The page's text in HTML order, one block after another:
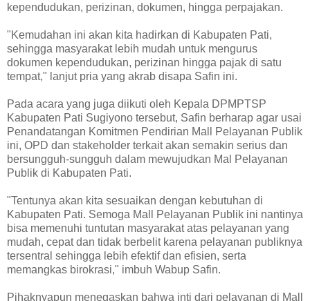
kependudukan, perizinan, dokumen, hingga perpajakan.
"Kemudahan ini akan kita hadirkan di Kabupaten Pati,
sehingga masyarakat lebih mudah untuk mengurus
dokumen kependudukan, perizinan hingga pajak di satu
tempat," lanjut pria yang akrab disapa Safin ini.
Pada acara yang juga diikuti oleh Kepala DPMPTSP
Kabupaten Pati Sugiyono tersebut, Safin berharap agar usai
Penandatangan Komitmen Pendirian Mall Pelayanan Publik
ini, OPD dan stakeholder terkait akan semakin serius dan
bersungguh-sungguh dalam mewujudkan Mal Pelayanan
Publik di Kabupaten Pati.
"Tentunya akan kita sesuaikan dengan kebutuhan di
Kabupaten Pati. Semoga Mall Pelayanan Publik ini nantinya
bisa memenuhi tuntutan masyarakat atas pelayanan yang
mudah, cepat dan tidak berbelit karena pelayanan publiknya
tersentral sehingga lebih efektif dan efisien, serta
memangkas birokrasi," imbuh Wabup Safin.
Pihaknyapun menegaskan bahwa inti dari pelayanan di Mall